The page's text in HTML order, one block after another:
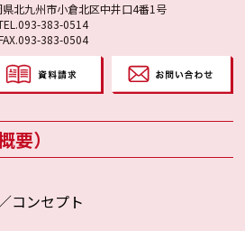
北九州市小倉北区中井口4番1号
383-0514
383-0504
要）
コンセプト